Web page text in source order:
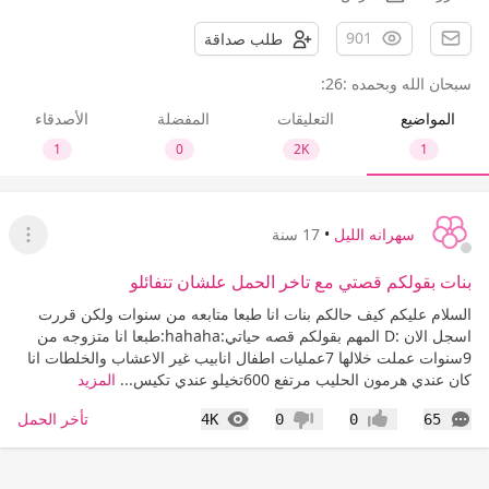
901 طلب صداقة
سبحان الله وبحمده :26:
المواضيع
1
التعليقات
2K
المفضلة
0
الأصدقاء
1
سهرانه الليل • 17 سنة
عرض
بنات بقولكم قصتي مع تاخر الحمل علشان تتفائلو
السلام عليكم كيف حالكم بنات انا طبعا متابعه من سنوات ولكن قررت
اسجل الان :D المهم بقولكم قصه حياتي:hahaha:طبعا انا متزوجه من
9سنوات عملت خلالها 7عمليات اطفال انابيب غير الاعشاب والخلطات انا
كان عندي هرمون الحليب مرتفع 600تخيلو عندي تكيس...
المزيد
65
التعليقات إعجاب0 عدم إعجاب
0
4K
المشاهدات تأخر الحمل